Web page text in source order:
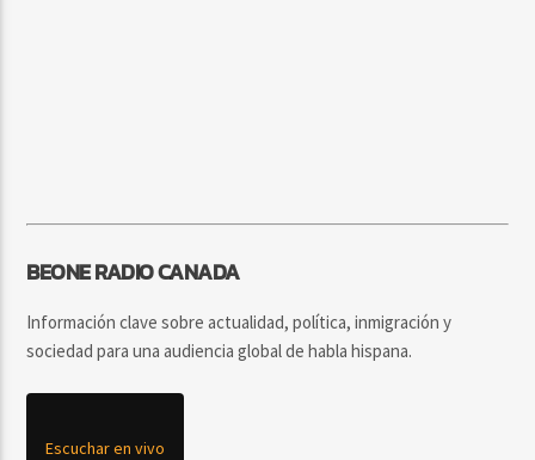
BEONE RADIO CANADA
Información clave sobre actualidad, política, inmigración y
sociedad para una audiencia global de habla hispana.
Escuchar en vivo